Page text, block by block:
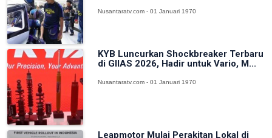
Nusantaratv.com - 01 Januari 1970
KYB Luncurkan Shockbreaker Terbaru
di GIIAS 2026, Hadir untuk Vario, M...
Nusantaratv.com - 01 Januari 1970
Leapmotor Mulai Perakitan Lokal di